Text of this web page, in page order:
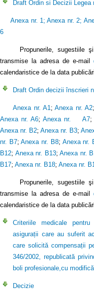
Draft Ordin si Decizii Legea
Anexa nr. 1 ;Anexa nr. 2;
6
Propunerile, sugestiile şi
transmise la adresa de e-mail
calendaristice de la data
Draft Ordin decizii înscrieri
Anexa nr. A1 ;Anexa nr. A2;
Anexa nr. A6; Anexa nr. A7;
Anexa nr. B2;Anexa nr. B3;
nr. B7;Anexa nr. B8; Anexa nr.
B12; Anexa nr. B13; Anexa nr.
B17; Anexa nr. B18; Anexa nr.
Propunerile, sugestiile şi
transmise la adresa de e-mail
calendaristice de la data
Criteriile medicale
asigurații care au suferit
care solicită compensații
346/2002, republicată
boli profesionale,cu
Decizie